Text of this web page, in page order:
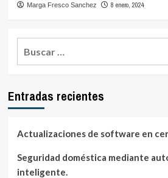
Marga Fresco Sanchez 8 enero, 2024
Entradas recientes
Actualizaciones de software en
Seguridad doméstica mediante
inteligente.